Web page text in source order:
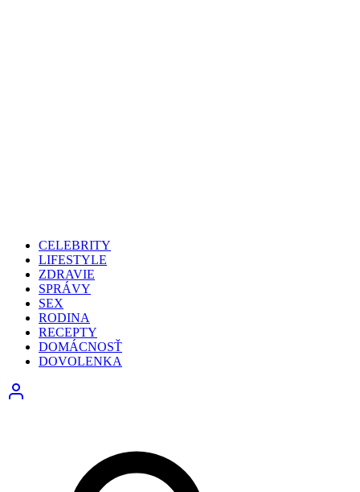
CELEBRITY
LIFESTYLE
ZDRAVIE
SPRÁVY
SEX
RODINA
RECEPTY
DOMÁCNOSŤ
DOVOLENKA